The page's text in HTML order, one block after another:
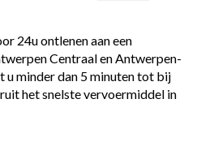
24u ontlenen aan een
Centraal en Antwerpen-
u minder dan 5 minuten tot bij
het snelste vervoermiddel in